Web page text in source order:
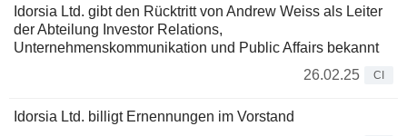
Idorsia Ltd. gibt den Rücktritt von Andrew Weiss als Leiter
der Abteilung Investor Relations,
Unternehmenskommunikation und Public Affairs bekannt
26.02.25
CI
Idorsia Ltd. billigt Ernennungen im Vorstand